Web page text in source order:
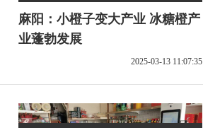
麻阳：小橙子变大产业 冰糖橙产
业蓬勃发展
2025-03-13 11:07:35